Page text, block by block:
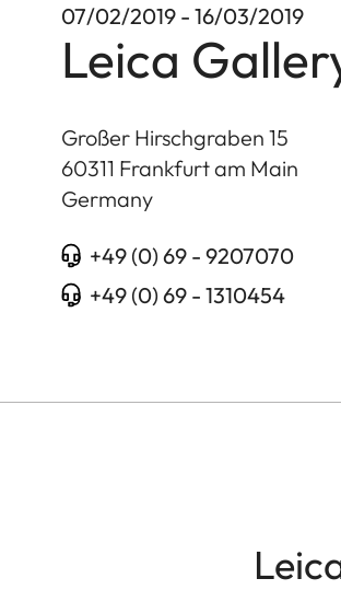
07/02/2019 - 16/03/2019
Leica
Großer Hirschgraben 15
60311 Frankfurt am Main
Germany
+49 (0) 69 - 9207070
+49 (0) 69 - 1310454